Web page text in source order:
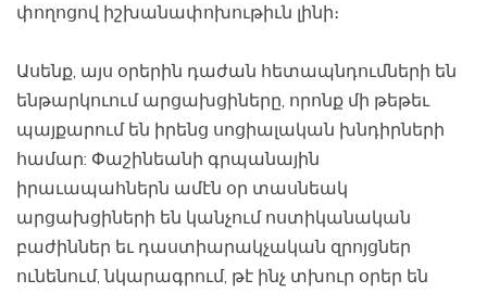
փողոցով իշխանափոխութիւն լինի։
Ասենք, այս օրերին դաժան հետապնդումների են
ենթարկուում արցախցիները, որոնք մի թեթեւ
պայքարում են իրենց սոցիալական խնդիրների
համար: Փաշինեանի գրպանային
իրաւապահներն ամէն օր տասնեակ
արցախցիների են կանչում ոստիկանական
բաժիններ եւ դաստիարակչական զրոյցներ
ունենում, նկարագրում, թէ ինչ տխուր օրեր են